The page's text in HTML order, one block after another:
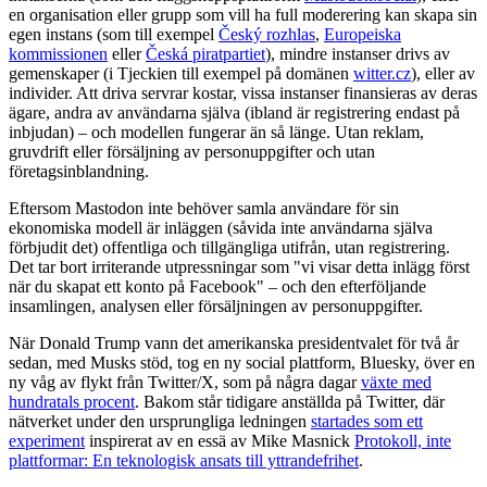
en organisation eller grupp som vill ha full moderering kan skapa sin
egen instans (som till exempel Český rozhlas, Europeiska
kommissionen ellerČeská piratpartiet), mindre instanser drivs av
gemenskaper (i Tjeckien till exempel på domänen witter.cz), eller av
individer. Att driva servrar kostar, vissa instanser finansieras av deras
ägare, andra av användarna själva (ibland är registrering endast på
inbjudan) – och modellen fungerar än så länge. Utan reklam,
gruvdrift eller försäljning av personuppgifter och utan
företagsinblandning.
Eftersom Mastodon inte behöver samla användare för sin
ekonomiska modell är inläggen (såvida inte användarna själva
förbjudit det) offentliga och tillgängliga utifrån, utan registrering.
Det tar bort irriterande utpressningar som "vi visar detta inlägg först
när du skapat ett konto på Facebook" – och den efterföljande
insamlingen, analysen eller försäljningen av personuppgifter.
När Donald Trump vann det amerikanska presidentvalet för två år
sedan, med Musks stöd, tog en ny social plattform, Bluesky, över en
ny våg av flykt från Twitter/X, som på några dagarväxte med
hundratals procent. Bakom står tidigare anställda på Twitter, där
nätverket under den ursprungliga ledningen startades som ett
experimentinspirerat av en essä av Mike Masnick Protokoll, inte
plattformar: En teknologisk ansats till yttrandefrihet.